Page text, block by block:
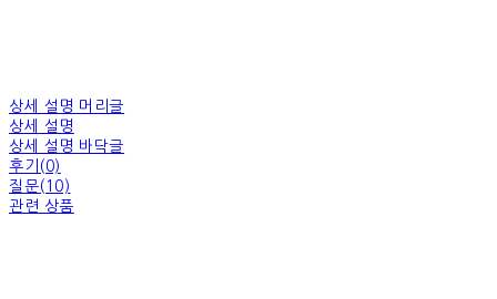
상세 설명 머리글
상세 설명
상세 설명 바닥글
후기(0)
질문(10)
관련 상품